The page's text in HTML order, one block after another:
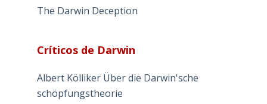
The Darwin Deception
Críticos de Darwin
Albert Kölliker Über die Darwin'sche
schöpfungstheorie